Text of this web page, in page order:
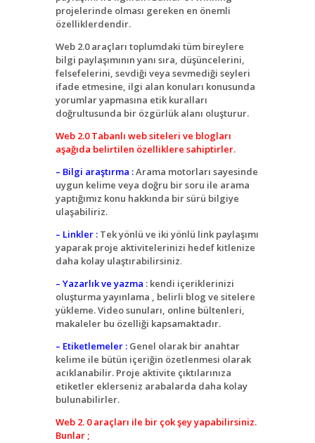
projelerinde olması gereken en önemli
özelliklerdendir.
Web 2.0 araçları toplumdaki tüm bireylere
bilgi paylaşımının yanı sıra, düşüncelerini,
felsefelerini, sevdiği veya sevmediği seyleri
ifade etmesine, ilgi alan konuları konusunda
yorumlar yapmasına etik kuralları
doğrultusunda bir özgürlük alanı oluşturur.
Web 2.0 Tabanlı web siteleri ve blogları
aşağıda belirtilen özelliklere sahiptirler.
– Bilgi araştırma :Arama motorları sayesinde
uygun kelime veya doğru bir soru ile arama
yaptığımız konu hakkında bir sürü bilgiye
ulaşabiliriz.
– Linkler : Tek yönlü ve iki yönlü link paylaşımı
yaparak proje aktivitelerinizi hedef kitlenize
daha kolay ulaştırabilirsiniz.
– Yazarlık ve yazma : kendi içeriklerinizi
oluşturma yayınlama , belirli blog ve sitelere
yükleme. Video sunuları, online bültenleri,
makaleler bu özelliği kapsamaktadır.
– Etiketlemeler : Genel olarak bir anahtar
kelime ile bütün içeriğin özetlenmesi olarak
acıklanabilir. Proje aktivite çıktılarınıza
etiketler eklerseniz arabalarda daha kolay
bulunabilirler.
Web 2. 0 araçları ile bir çok şey yapabilirsiniz.
Bunlar ;